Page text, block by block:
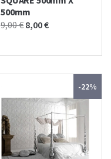
500mm
9,00€ Original
was:
8,00€Current
is:
-22%